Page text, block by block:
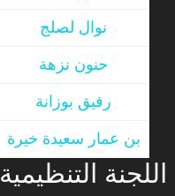
نوال لصلج
حنون نزهة
رفيق بوزانة
بن عمار سعيدة خيرة
: اللجنة التنظيمية